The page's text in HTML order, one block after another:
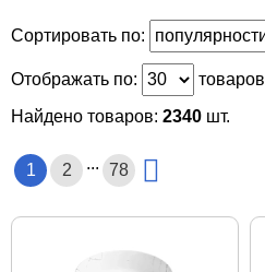
Сортировать по:
Отображать по:
товаров
Найдено товаров: 2340 шт.
1 2 ... 78